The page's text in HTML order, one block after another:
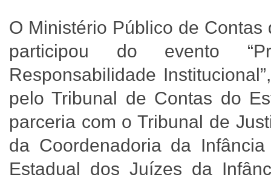
O Ministério Público de
participou do evento
Responsabilidade
pelo Tribunal de Contas do
parceria com o Tribunal de
da Coordenadoria da
Estadual dos Juízes da